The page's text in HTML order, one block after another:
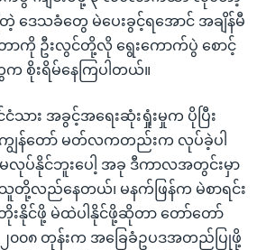
တဲ့ ဒေသခံတွေ မဲပေးခွင့်ရအောင် အချိန်မီ
တာကို ဦးလွင်တို့လို ရွေးကောက်ပွဲ စောင့်
စိုးရိမ်နေကြပါတယ်။
ား အခွင့်အရေးဆုံးရှုံးမှုက ပိုပြီး
၊ ကျွန်တော် မတ်လကတည်းက လုပ်ခဲ့ပါ
ပ်နိုင်ဘူးပေါ့ အခု ဒီကာလအတွင်းမှာ
သူတို့လည်နေတယ်၊ မနက်ဖြန်က မဲစာရင်း
တိုးနိုင်ဖို့ မဲထဲပါနိုင်ဖို့ဆိုတာ တော်တော်
။ ၂၀၀၈ တုန်းက အခြေခံဥပဒအတည်ပြုဖို့